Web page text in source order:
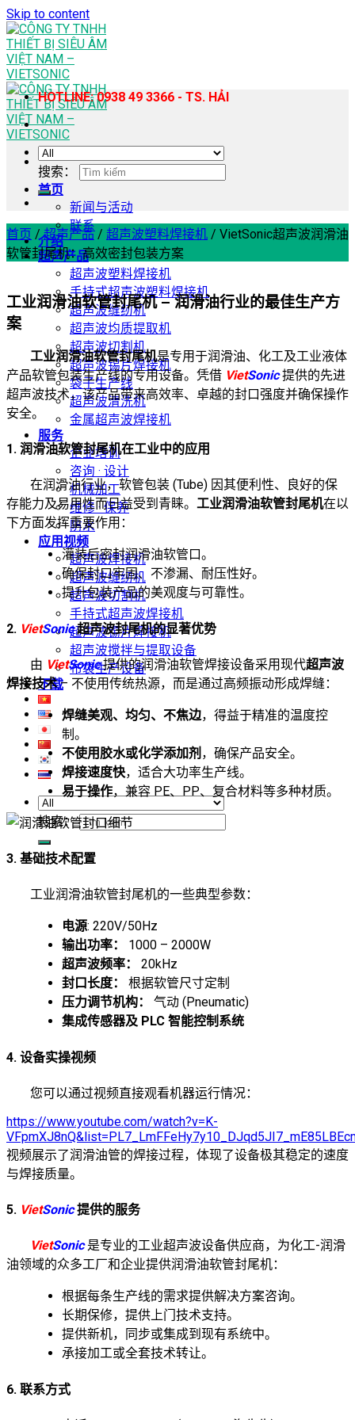
Skip to content
首页
新闻与活动
联系
介绍
超声产品
超声波塑料焊接机
手持式超声波塑料焊接机
超声波缝纫机
超声波均质提取机
超声波切割机
超声波锡片焊接机
袋子生产线
超声波清洗机
金属超声波焊接机
服务
企业培训
咨询 · 设计
机械加工
维修 · 保养
防水
应用视频
超声波焊接机
超声波缝纫机
超声波切割机
手持式超声波焊接机
超声波锡片焊接机
超声波搅拌与提取设备
布袋生产设备
下载
搜索：
HOTLINE: 0938 49 3366 - TS. HẢI
搜索：
首页 / 超声产品 / 超声波塑料焊接机 / VietSonic超声波润滑油
软管封尾机：高效密封包装方案
工业润滑油软管封尾机 – 润滑油行业的最佳生产方
案
工业润滑油软管封尾机是专用于润滑油、化工及工业液体
产品软管包装生产线的专用设备。凭借 VietSonic提供的先进
超声波技术，该产品带来高效率、卓越的封口强度并确保操作
安全。
1. 润滑油软管封尾机在工业中的应用
在润滑油行业，软管包装 (Tube) 因其便利性、良好的保
存能力及易用性而日益受到青睐。 工业润滑油软管封尾机在以
下方面发挥重要作用：
灌装后密封润滑油软管口。
确保封口牢固、不渗漏、耐压性好。
提升包装产品的美观度与可靠性。
2. VietSonic超声波封尾机的显著优势
由 VietSonic提供的润滑油软管焊接设备采用现代超声波
焊接技术– 不使用传统热源，而是通过高频振动形成焊缝：
焊缝美观、均匀、不焦边，得益于精准的温度控
制。
不使用胶水或化学添加剂 ，确保产品安全。
焊接速度快，适合大功率生产线。
易于操作，兼容 PE、PP、复合材料等多种材质。
3. 基础技术配置
工业润滑油软管封尾机的一些典型参数：
电源: 220V/50Hz
输出功率：
1000 – 2000W
超声波频率：
20kHz
封口长度：
根据软管尺寸定制
压力调节机构：
气动 (Pneumatic)
集成传感器及 PLC 智能控制系统
4. 设备实操视频
您可以通过视频直接观看机器运行情况：
https://www.youtube.com/watch?v=K-
视频展示了润滑油管的焊接过程，体现了设备极其稳定的速度
与焊接质量。
5. VietSonic提供的服务
VietSonic是专业的工业超声波设备供应商，为化工-润滑
油领域的众多工厂和企业提供润滑油软管封尾机：
根据每条生产线的需求提供解决方案咨询。
长期保修，提供上门技术支持。
提供新机，同步或集成到现有系统中。
承接加工或全套技术转让。
6. 联系方式